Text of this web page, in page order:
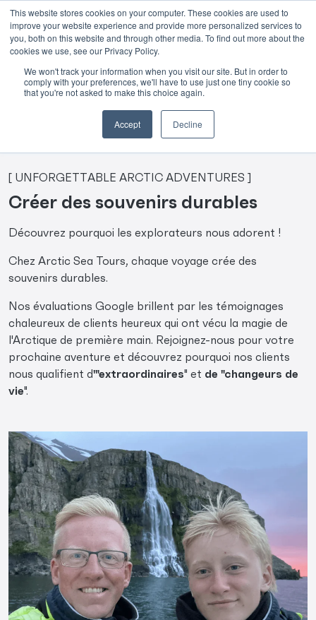
This website stores cookies on your computer. These cookies are used to
improve your website experience and provide more personalized services to
you, both on this website and through other media. To find out more about the
cookies we use, see our Privacy Policy.
We won't track your information when you visit our site. But in order to
comply with your preferences, we'll have to use just one tiny cookie so
that you're not asked to make this choice again.
Accept Decline
Skip to main content
Évaluations Facebook
[ UNFORGETTABLE ARCTIC ADVENTURES ]
Créer des souvenirs durables
Découvrez pourquoi les explorateurs nous adorent !
Chez Arctic Sea Tours, chaque voyage crée des
souvenirs durables.
Nos évaluations Google brillent par les témoignages
chaleureux de clients heureux qui ont vécu la magie de
l'Arctique de première main. Rejoignez-nous pour votre
prochaine aventure et découvrez pourquoi nos clients
nous qualifient d'"extraordinaires" et de "changeurs de
vie".